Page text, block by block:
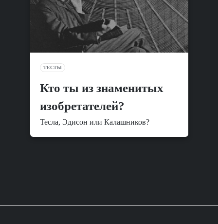
ТЕСТЫ
Кто ты из знаменитых
изобретателей?
Тесла, Эдисон или Калашников?